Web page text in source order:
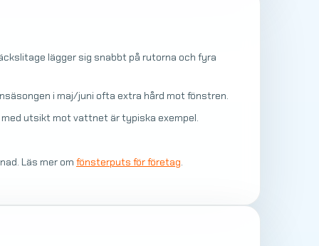
lägger sig snabbt på rutorna och fyra
i maj/juni ofta extra hård mot fönstren.
utsikt mot vattnet är typiska exempel.
Läs mer om fönsterputs för företag.